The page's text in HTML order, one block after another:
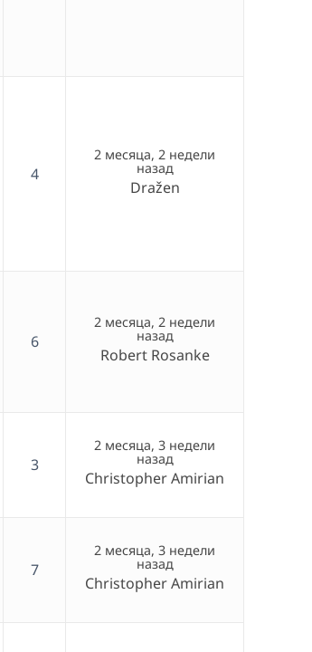
4
2 месяца, 2 недели
назад
Dražen
6
2 месяца, 2 недели
назад
Robert Rosanke
3
2 месяца, 3 недели
назад
Christopher Amirian
7
2 месяца, 3 недели
назад
Christopher Amirian